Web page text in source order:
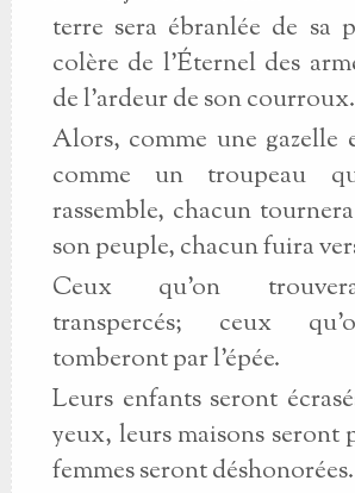
terre sera ébranlée de sa
colère de l'Éternel des
de l'ardeur de son courroux.
Alors, comme une gazelle
comme un troupeau
rassemble, chacun
son peuple, chacun fuira
Ceux qu'on
transpercés; ceux
tomberont par l'épée.
Leurs enfants seront
yeux, leurs maisons seront
femmes seront déshonorées.